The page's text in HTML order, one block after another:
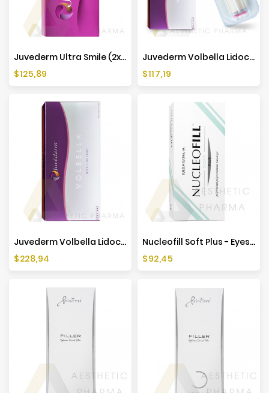
Juvederm Ultra Smile (2x0,55ml)
Cena
$125,89
Juvederm Volbella Lidocaine (1x1ml)
Cena
$117,19
Juvederm Volbella Lidocaine (2x1ml)
Cena
$228,94
Nucleofill Soft Plus - Eyes (1x2ml)
Cena
$92,45